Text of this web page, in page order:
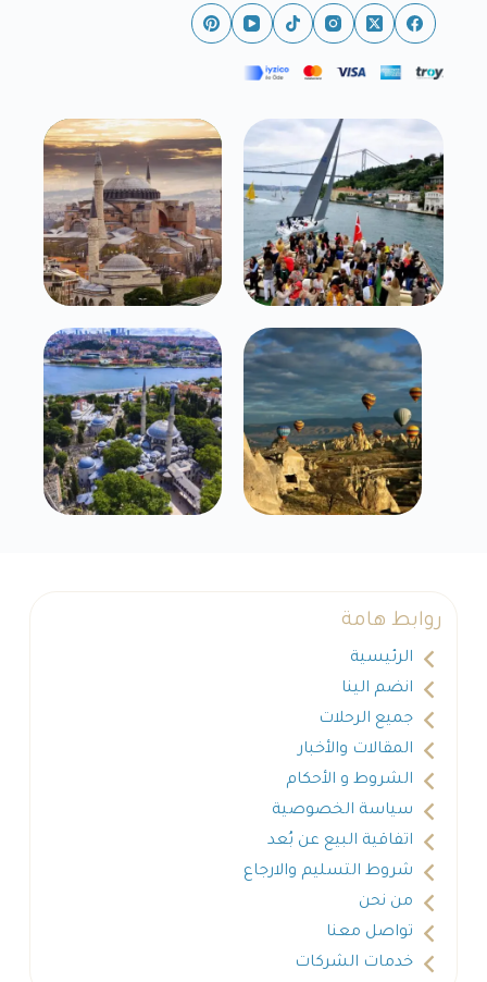
روابط هامة
الرئيسية
انضم الينا
جميع الرحلات
المقالات والأخبار
الشروط و الأحكام
سياسة الخصوصية
اتفاقية البيع عن بُعد
شروط التسليم والارجاع
من نحن
تواصل معنا
خدمات الشركات